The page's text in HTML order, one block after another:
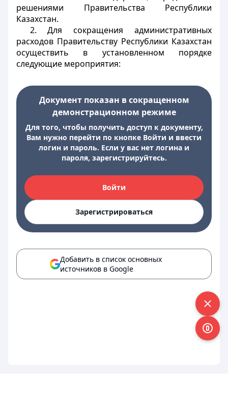
решениями Правительства Республики
Казахстан.
2. Для сокращения административных
расходов Правительству Республики Казахстан
осуществить в установленном порядке
следующие мероприятия:
Документ показан в сокращенном
демонстрационном режиме
Для того, чтобы получить доступ к документу,
Вам нужно перейти по кнопке Войти и ввести
логин и пароль. Если у вас нет логина и
пароля, зарегистрируйтесь.
Войти
Зарегистрироваться
Добавить в список основных
источников в Google